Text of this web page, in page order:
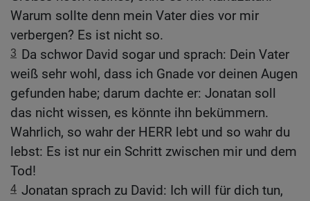
Warum sollte denn mein Vater dies vor mir
verbergen? Es ist nicht so.
3 Da schwor David sogar und sprach: Dein Vater
weiß sehr wohl, dass ich Gnade vor deinen Augen
gefunden habe; darum dachte er: Jonatan soll
das nicht wissen, es könnte ihn bekümmern.
Wahrlich, so wahr der HERR lebt und so wahr du
lebst: Es ist nur ein Schritt zwischen mir und dem
Tod!
4 Jonatan sprach zu David: Ich will für dich tun,